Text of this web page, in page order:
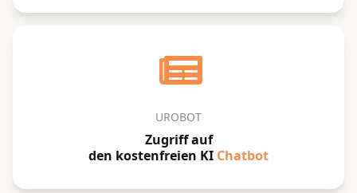
UROBOT
Zugriff auf
den kostenfreien KI Chatbot